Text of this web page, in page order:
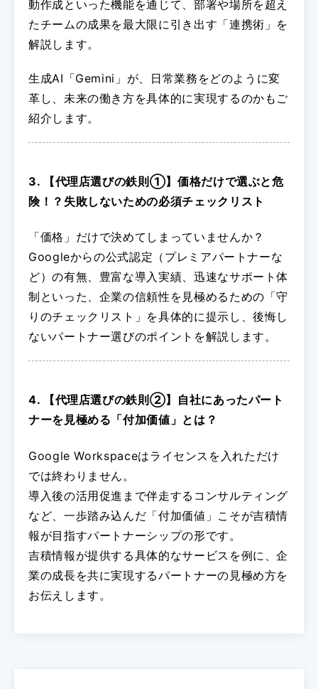
動作成といった機能を通じて、部署や場所を超え
たチームの成果を最大限に引き出す「連携術」を
解説します。
生成AI「Gemini」が、日常業務をどのように変
革し、未来の働き方を具体的に実現するのかもご
紹介します。
3. 【代理店選びの鉄則①】価格だけで選ぶと危
険！？失敗しないための必須チェックリスト
「価格」だけで決めてしまっていませんか？
Googleからの公式認定（プレミアパートナーな
ど）の有無、豊富な導入実績、迅速なサポート体
制といった、企業の信頼性を見極めるための「守
りのチェックリスト」を具体的に提示し、後悔し
ないパートナー選びのポイントを解説します。
4. 【代理店選びの鉄則②】自社にあったパート
ナーを見極める「付加価値」とは？
Google Workspaceはライセンスを入れただけ
では終わりません。
導入後の活用促進まで伴走するコンサルティング
など、一歩踏み込んだ「付加価値」こそが吉積情
報が目指すパートナーシップの形です。
吉積情報が提供する具体的なサービスを例に、企
業の成長を共に実現するパートナーの見極め方を
お伝えします。